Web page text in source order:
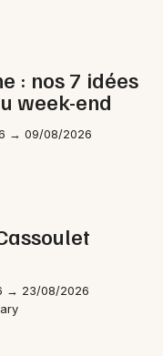
: nos 7 idées
week-end
→ 09/08/2026
→ 23/08/2026